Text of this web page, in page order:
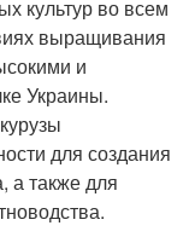
культур во всем
выращивания
и
Украины.
для создания
а также для